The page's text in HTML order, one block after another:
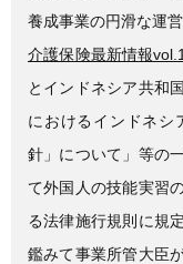
養成事業の円滑な運
介護保険最新情報
とインドネシア共和
におけるインドネシ
針」について」等の
て外国人の技能実習
る法律施行規則に規
鑑みて事業所管大臣